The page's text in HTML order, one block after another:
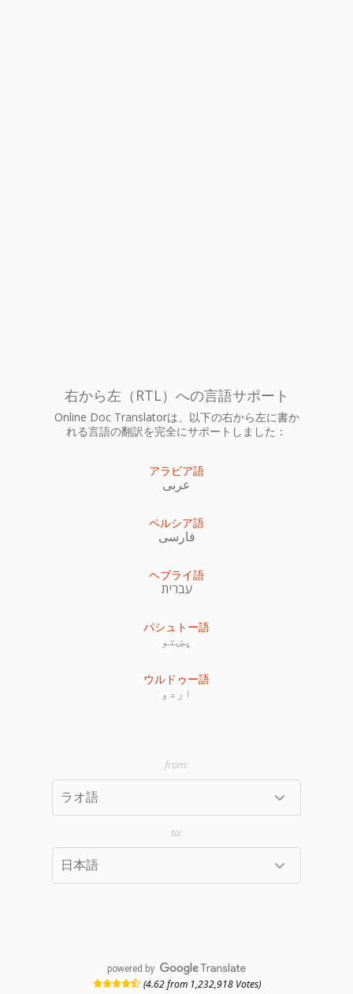
右から左（RTL）への言語サポート
Online Doc Translatorは、以下の右から左に書か
れる言語の翻訳を完全にサポートしました：
アラビア語
عربى
ペルシア語
فارسی
ヘブライ語
עִברִית
パシュトー語
پښتو
ウルドゥー語
اردو
powered by
(4.62 from 1,232,918 Votes)